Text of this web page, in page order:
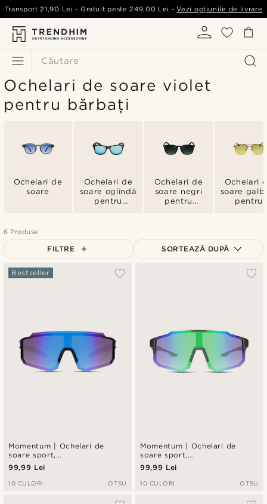
Căutare
Transport 21,90 Lei - Gratuit peste249,00 Lei -Vezi opțiunile de livrare
Ochelari de soare violet
pentru bărbați
Ochelari de
soare
Ochelari de
soare oglindă
pentru
Ochelari de
soare negri
pentru
Ochelari
soare
pentru
6 Produse
FILTRE SORTEAZĂ DUPĂ
Momentum | Ochelari de
soare sport,
supradimensionați, cu
negru&albastru
Bestseller
99,99 Lei
10 CULORI OTSU
Momentum | Ochelari de
soare sport,
supradimensionați, cu
negru&verde
99,99 Lei
10 CULORI OTSU